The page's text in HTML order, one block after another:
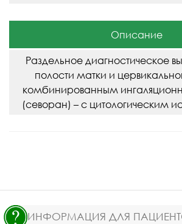
Описание
Раздельное диагностическое
полости матки и
комбинированным
(севоран) – с цитологическим
ИНФОРМАЦИЯ ДЛЯ